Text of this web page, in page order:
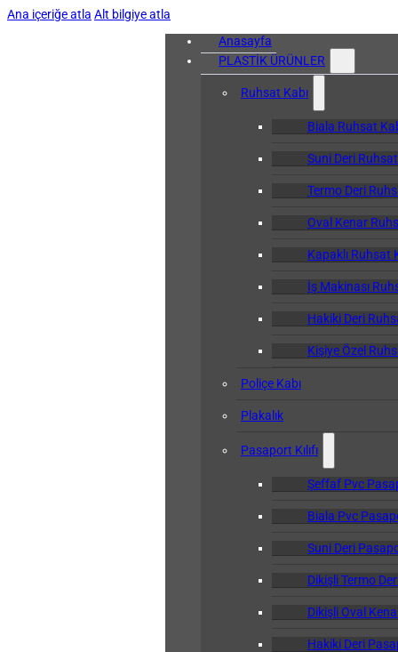
Ana içeriğe atla Alt bilgiye atla
Anasayfa
PLASTİK ÜRÜNLER
Ruhsat Kabı
Biala Ruhsat
Suni Deri Ruhsat
Termo Deri
Oval Kenar
Kapaklı Ruhsat
İş Makinası
Hakiki Deri
Kişiye Özel
Poliçe Kabı
Plakalık
Pasaport Kılıfı
Şeffaf Pvc
Biala Pvc
Suni Deri
Dikişli Termo
Dikişli Oval
Hakiki Deri